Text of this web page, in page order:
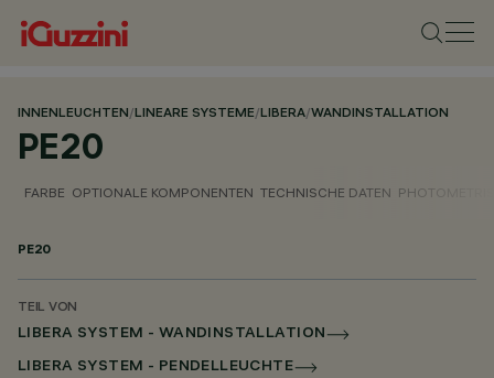
INNENLEUCHTEN/LINEARE SYSTEME/LIBERA/WANDINSTALLATION
PE20
FARBE OPTIONALE KOMPONENTEN TECHNISCHE DATEN
PE20
TEIL VON
LIBERA SYSTEM - WANDINSTALLATION
LIBERA SYSTEM - PENDELLEUCHTE